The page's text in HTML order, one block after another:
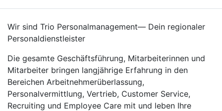
Wir sind Trio Personalmanagement— Dein regionaler
Personaldienstleister
Die gesamte Geschäftsführung, Mitarbeiterinnen und
Mitarbeiter bringen langjährige Erfahrung in den
Bereichen Arbeitnehmerüberlassung,
Personalvermittlung, Vertrieb, Customer Service,
Recruiting und Employee Care mit und leben Ihre